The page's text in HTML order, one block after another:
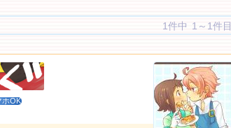
1件中 1～1件目
ホOK